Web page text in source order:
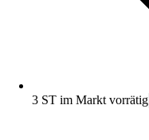
3 ST im Markt vorrätig